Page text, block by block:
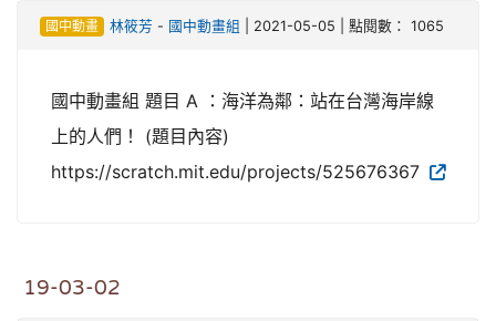
國中動畫 林筱芳 - 國中動畫組 | 2021-05-05 | 點閱數： 1065
國中動畫組 題目 A ：海洋為鄰：站在台灣海岸線
上的人們！ (題目內容)
https://scratch.mit.edu/projects/525676367
19-03-02